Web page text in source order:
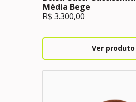
Média Bege
R$ 3.300,00
Ver produto